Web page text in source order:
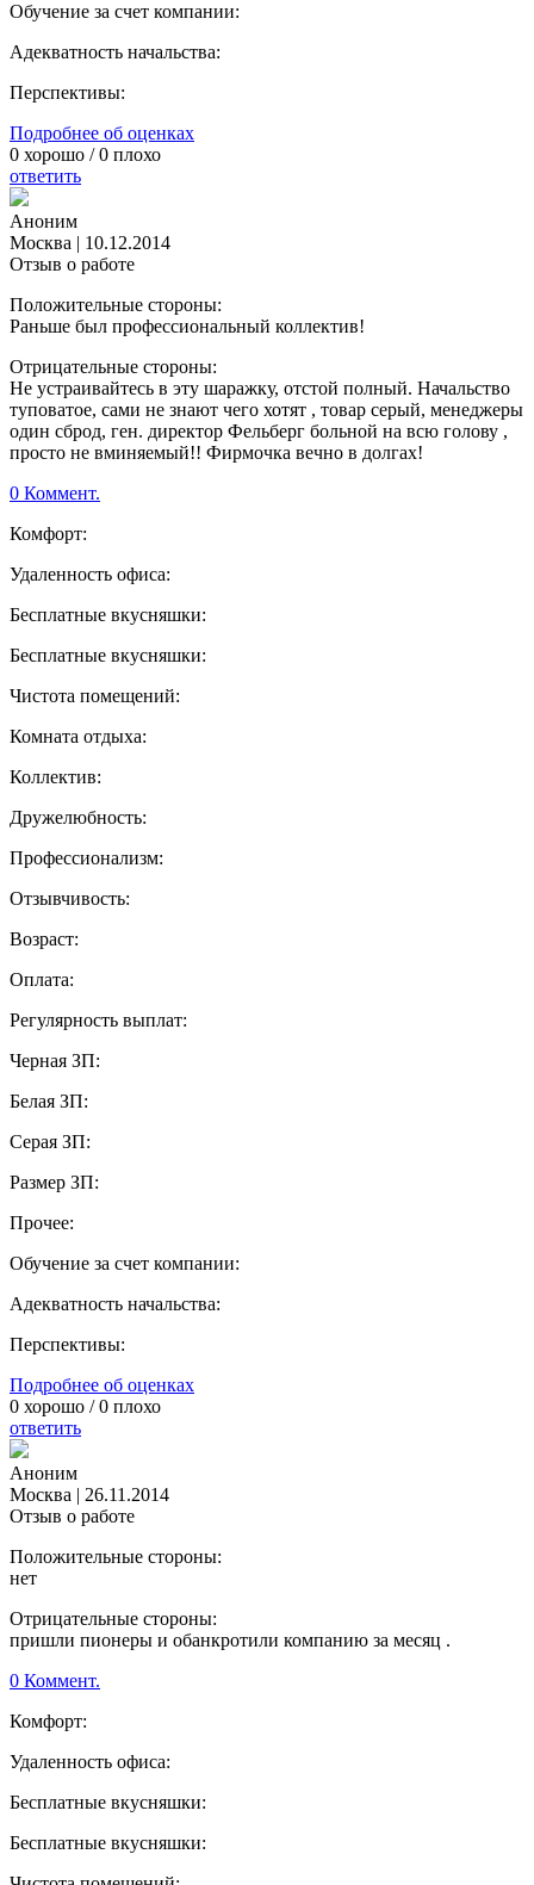
Обучение за счет компании:
Адекватность начальства:
Перспективы:
Подробнее об оценках
0 хорошо /0 плохо
ответить
Аноним
Москва | 10.12.2014
Отзыв о работе
Положительные стороны:
Раньше был профессиональный коллектив!
Отрицательные стороны:
Не устраивайтесь в эту шаражку, отстой полный. Начальство
туповатое, сами не знают чего хотят , товар серый, менеджеры
один сброд, ген. директор Фельберг больной на всю голову ,
просто не вминяемый!! Фирмочка вечно в долгах!
0 Коммент.
Комфорт:
Удаленность офиса:
Бесплатные вкусняшки:
Бесплатные вкусняшки:
Чистота помещений:
Комната отдыха:
Коллектив:
Дружелюбность:
Профессионализм:
Отзывчивость:
Возраст:
Оплата:
Регулярность выплат:
Черная ЗП:
Белая ЗП:
Серая ЗП:
Размер ЗП:
Прочее:
Обучение за счет компании:
Адекватность начальства:
Перспективы:
Подробнее об оценках
0 хорошо /0 плохо
ответить
Аноним
Москва | 26.11.2014
Отзыв о работе
Положительные стороны:
нет
Отрицательные стороны:
пришли пионеры и обанкротили компанию за месяц .
0 Коммент.
Комфорт:
Удаленность офиса:
Бесплатные вкусняшки:
Бесплатные вкусняшки: